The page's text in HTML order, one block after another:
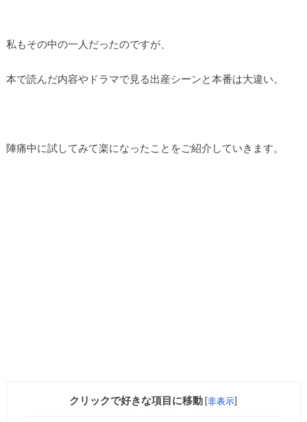
私もその中の一人だったのですが、
本で読んだ内容やドラマで見る出産シーンと本番は大違い。
陣痛中に試してみて楽になったことをご紹介していきます。
クリックで好きな項目に移動 [非表示]